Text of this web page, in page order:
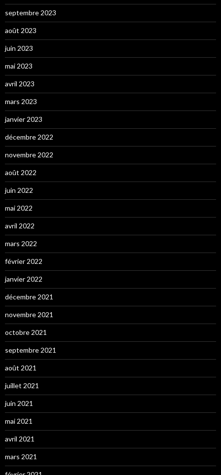
septembre 2023
août 2023
juin 2023
mai 2023
avril 2023
mars 2023
janvier 2023
décembre 2022
novembre 2022
août 2022
juin 2022
mai 2022
avril 2022
mars 2022
février 2022
janvier 2022
décembre 2021
novembre 2021
octobre 2021
septembre 2021
août 2021
juillet 2021
juin 2021
mai 2021
avril 2021
mars 2021